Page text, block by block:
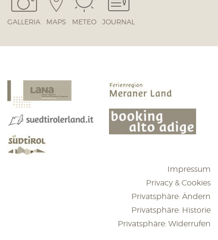
GALLERIA MAPS METEO JOURNAL
Impressum
Privacy & Cookies
Privatsphäre: Ändern
Privatsphäre: Historie
Privatsphäre: Widerrufen